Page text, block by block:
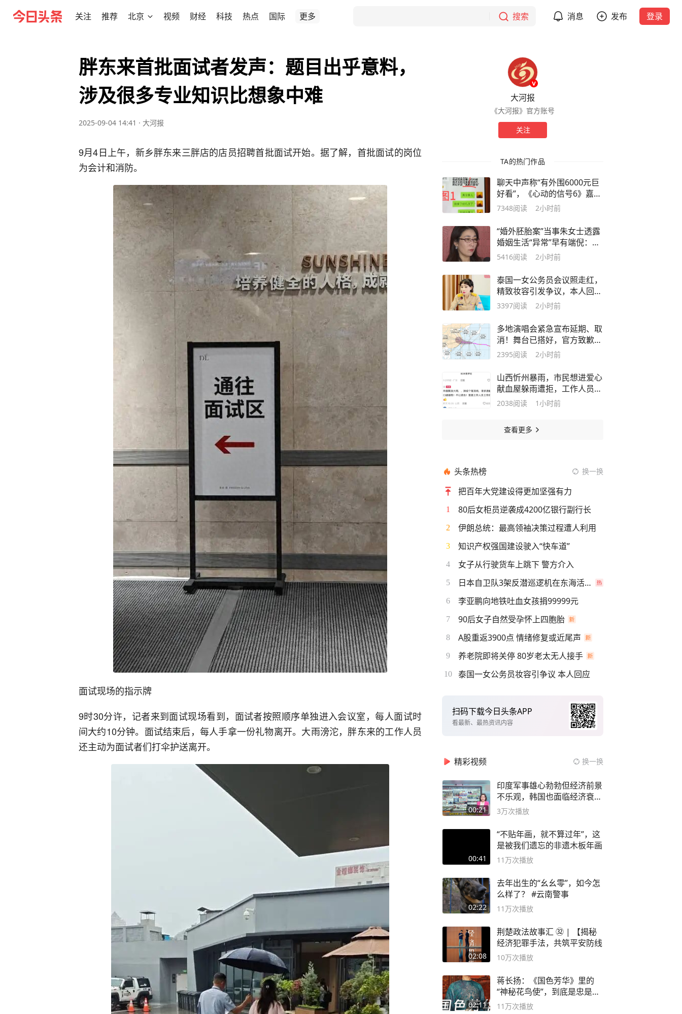
关注 推荐 北京 视频 财经 科技 热点 国际 更多 搜索 消息 发布 登录
胖东来首批面试者发声：题目出乎意料，
涉及很多专业知识比想象中难
2025-09-04 14:41 · 大河报
9月4日上午，新乡胖东来三胖店的店员招聘首批面试开始。据了解，首批面试的岗位
为会计和消防。
面试现场的指示牌
9时30分许，记者来到面试现场看到，面试者按照顺序单独进入会议室，每人面试时
间大约10分钟。面试结束后，每人手拿一份礼物离开。大雨滂沱，胖东来的工作人员
还主动为面试者们打伞护送离开。
大河报
《大河报》官方账号
关注
TA的热门作品
聊天中声称“有外围6000元巨
好看”，《心动的信号6》嘉宾
侯卓成发长文致歉：口嗨顺嘴
熟，聊天话题不当
7348阅读 2小时前
“婚外胚胎案”当事朱女士透露
婚姻生活“异常”早有端倪：丈
夫常年边界感模糊，身边各种
权，自己知情却无力干预
5416阅读 2小时前
泰国一女公务员会议照走红，
精致妆容引发争议，本人回
应：化妆有错吗？
3397阅读 2小时前
多地演唱会紧急宣布延期、取
消！舞台已搭好，官方致歉称
“不可抗力”
2395阅读 2小时前
山西忻州暴雨，市民想进爱心
献血屋躲雨遭拒，工作人员孩
子却在屋内写作业？血站回
2038阅读 1小时前
查看更多
头条热榜 换一换
把百年大党建设得更加坚强有力
1 80后女柜员逆袭成4200亿银行副行长
2 伊朗总统：最高领袖决策过程遭人利用
3 知识产权强国建设驶入“快车道”
4 女子从行驶货车上跳下 警方介入
5 日本自卫队3架反潜巡逻机在东海活动
6 李亚鹏向地铁吐血女孩捐99999元
7 90后女子自然受孕怀上四胞胎
8 A股重返3900点 情绪修复或近尾声
9 养老院即将关停 80岁老太无人接手
10 泰国一女公务员妆容引争议 本人回应
扫码下载今日头条APP
看最新、最热资讯内容
精彩视频 换一换
00:21
印度军事雄心勃勃但经济前景
不乐观，韩国也面临经济衰退
风险
3万次播放
00:41
“不贴年画，就不算过年”，这
是被我们遗忘的非遗木板年画
11万次播放
02:22
去年出生的“幺幺零”，如今怎
么样了？ #云南警事
11万次播放
02:08
荆楚政法故事汇 ㉜ | 【揭秘
经济犯罪手法，共筑平安防线
10万次播放
02:11
蒋长扬：《国色芳华》里的
“神秘花鸟使”，到底是忠是
奸？
11万次播放